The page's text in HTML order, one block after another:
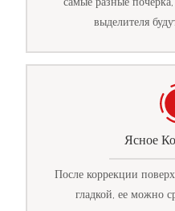
выделителя
Ясное
После коррекции
гладкой, ее можно